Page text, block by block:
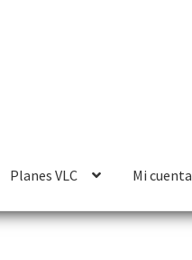
Planes VLC Mi cuenta